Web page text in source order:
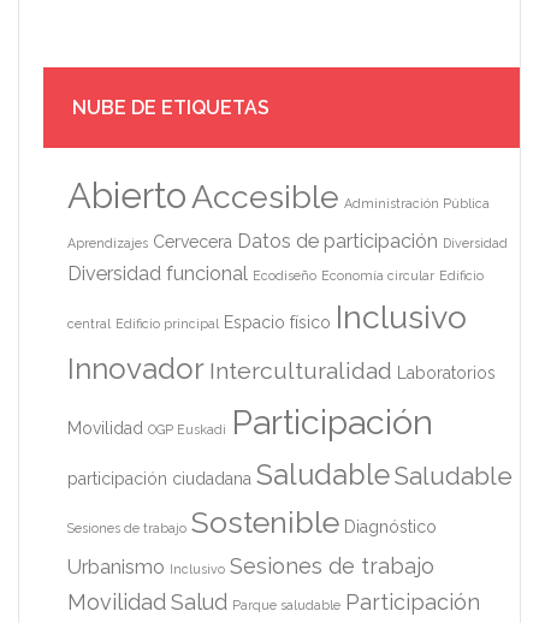
NUBE DE ETIQUETAS
AbiertoAccesible Administración Pública
Aprendizajes Cervecera Datos de participación Diversidad
Diversidad funcional Ecodiseño Economía circular Edificio
central Edificio principal Espacio físico Inclusivo
Innovador Interculturalidad Laboratorios
Movilidad OGP Euskadi Participación
participación ciudadana SaludableSaludable
Sesiones de trabajo Sostenible Diagnóstico
Urbanismo Inclusivo Sesiones de trabajo
Movilidad Salud Parque saludable Participación